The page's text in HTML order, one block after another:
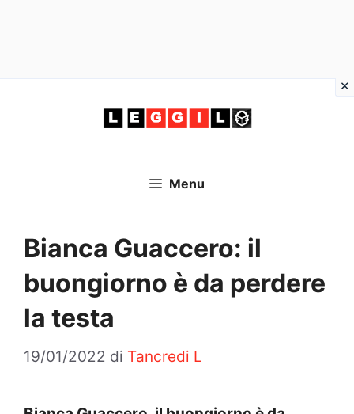
Menu
Bianca Guaccero: il
buongiorno è da perdere
la testa
19/01/2022 di Tancredi L